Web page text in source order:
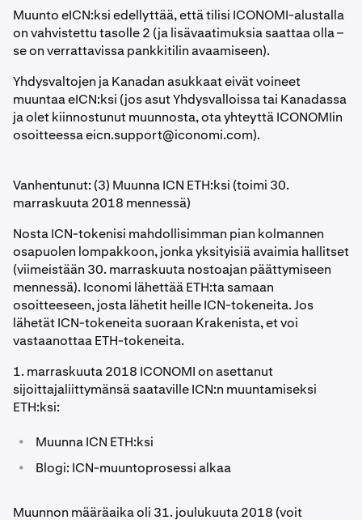
Muunto eICN:ksi edellyttää, että tilisi ICONOMI-alustalla
on vahvistettu tasolle 2 (ja lisävaatimuksia saattaa olla –
se on verrattavissa pankkitilin avaamiseen).
Yhdysvaltojen ja Kanadan asukkaat eivät voineet
muuntaa eICN:ksi (jos asut Yhdysvalloissa tai Kanadassa
ja olet kiinnostunut muunnosta, ota yhteyttä ICONOMIin
osoitteessaeicn.support@iconomi.com).
Vanhentunut: (3) Muunna ICN ETH:ksi (toimi 30.
marraskuuta 2018 mennessä)
Nosta ICN-tokenisi mahdollisimman pian kolmannen
osapuolen lompakkoon, jonka yksityisiä avaimia hallitset
(viimeistään 30. marraskuuta nostoajan päättymiseen
mennessä). Iconomi lähettää ETH:ta samaan
osoitteeseen, josta lähetit heille ICN-tokeneita. Jos
lähetät ICN-tokeneita suoraan Krakenista, et voi
vastaanottaa ETH-tokeneita.
1. marraskuuta 2018 ICONOMI on asettanut
sijoittajaliittymänsä saataville ICN:n muuntamiseksi
ETH:ksi:
• Muunna ICN ETH:ksi
• Blogi: ICN-muuntoprosessi alkaa
Muunnon määräaika oli 31. joulukuuta 2018 (voit